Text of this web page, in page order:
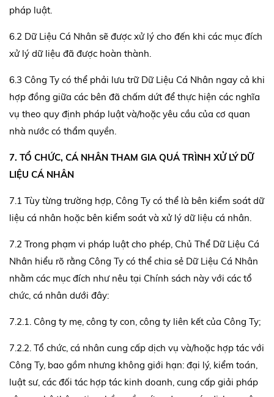
pháp luật.
6.2 Dữ Liệu Cá Nhân sẽ được xử lý cho đến khi các mục đích
xử lý dữ liệu đã được hoàn thành.
6.3 Công Ty có thể phải lưu trữ Dữ Liệu Cá Nhân ngay cả khi
hợp đồng giữa các bên đã chấm dứt để thực hiện các nghĩa
vụ theo quy định pháp luật và/hoặc yêu cầu của cơ quan
nhà nước có thẩm quyền.
7. TỔ CHỨC, CÁ NHÂN THAM GIA QUÁ TRÌNH XỬ LÝ DỮ
LIỆU CÁ NHÂN
7.1 Tùy từng trường hợp, Công Ty có thể là bên kiểm soát dữ
liệu cá nhân hoặc bên kiểm soát và xử lý dữ liệu cá nhân.
7.2 Trong phạm vi pháp luật cho phép, Chủ Thể Dữ Liệu Cá
Nhân hiểu rõ rằng Công Ty có thể chia sẻ Dữ Liệu Cá Nhân
nhằm các mục đích như nêu tại Chính sách này với các tổ
chức, cá nhân dưới đây:
7.2.1. Công ty mẹ, công ty con, công ty liên kết của Công Ty;
7.2.2. Tổ chức, cá nhân cung cấp dịch vụ và/hoặc hợp tác với
Công Ty, bao gồm nhưng không giới hạn: đại lý, kiểm toán,
luật sư, các đối tác hợp tác kinh doanh, cung cấp giải pháp